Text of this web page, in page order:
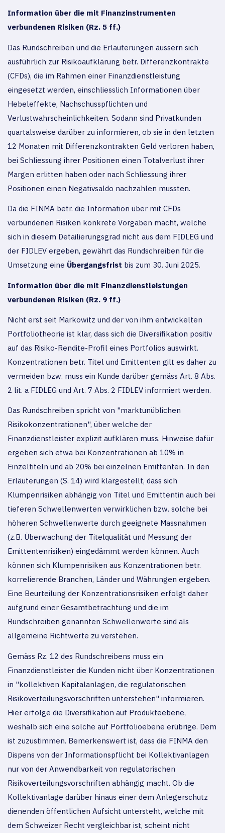
Information über die mit Finanzinstrumenten
verbundenen Risiken (Rz. 5 ff.)
Das Rundschreiben und die Erläuterungen äussern sich
ausführlich zur Risikoaufklärung betr. Differenzkontrakte
(CFDs), die im Rahmen einer Finanzdienstleistung
eingesetzt werden, einschliesslich Informationen über
Hebeleffekte, Nachschusspflichten und
Verlustwahrscheinlichkeiten. Sodann sind Privatkunden
quartalsweise darüber zu informieren, ob sie in den letzten
12 Monaten mit Differenzkontrakten Geld verloren haben,
bei Schliessung ihrer Positionen einen Totalverlust ihrer
Margen erlitten haben oder nach Schliessung ihrer
Positionen einen Negativsaldo nachzahlen mussten.
Da die FINMA betr. die Information über mit CFDs
verbundenen Risiken konkrete Vorgaben macht, welche
sich in diesem Detailierungsgrad nicht aus dem FIDLEG und
der FIDLEV ergeben, gewährt das Rundschreiben für die
Umsetzung eine Übergangsfrist bis zum 30. Juni 2025.
Information über die mit Finanzdienstleistungen
verbundenen Risiken (Rz. 9 ff.)
Nicht erst seit Markowitz und der von ihm entwickelten
Portfoliotheorie ist klar, dass sich die Diversifikation positiv
auf das Risiko-Rendite-Profil eines Portfolios auswirkt.
Konzentrationen betr. Titel und Emittenten gilt es daher zu
vermeiden bzw. muss ein Kunde darüber gemäss Art. 8 Abs.
2 lit. a FIDLEG und Art. 7 Abs. 2 FIDLEV informiert werden.
Das Rundschreiben spricht von "marktunüblichen
Risikokonzentrationen", über welche der
Finanzdienstleister explizit aufklären muss. Hinweise dafür
ergeben sich etwa bei Konzentrationen ab 10% in
Einzeltiteln und ab 20% bei einzelnen Emittenten. In den
Erläuterungen (S. 14) wird klargestellt, dass sich
Klumpenrisiken abhängig von Titel und Emittentin auch bei
tieferen Schwellenwerten verwirklichen bzw. solche bei
höheren Schwellenwerte durch geeignete Massnahmen
(z.B. Überwachung der Titelqualität und Messung der
Emittentenrisiken) eingedämmt werden können. Auch
können sich Klumpenrisiken aus Konzentrationen betr.
korrelierende Branchen, Länder und Währungen ergeben.
Eine Beurteilung der Konzentrationsrisiken erfolgt daher
aufgrund einer Gesamtbetrachtung und die im
Rundschreiben genannten Schwellenwerte sind als
allgemeine Richtwerte zu verstehen.
Gemäss Rz. 12 des Rundschreibens muss ein
Finanzdienstleister die Kunden nicht über Konzentrationen
in "kollektiven Kapitalanlagen, die regulatorischen
Risikoverteilungsvorschriften unterstehen" informieren.
Hier erfolge die Diversifikation auf Produkteebene,
weshalb sich eine solche auf Portfolioebene erübrige. Dem
ist zuzustimmen. Bemerkenswert ist, dass die FINMA den
Dispens von der Informationspflicht bei Kollektivanlagen
nur von der Anwendbarkeit von regulatorischen
Risikoverteilungsvorschriften abhängig macht. Ob die
Kollektivanlage darüber hinaus einer dem Anlegerschutz
dienenden öffentlichen Aufsicht untersteht, welche mit
dem Schweizer Recht vergleichbar ist, scheint nicht